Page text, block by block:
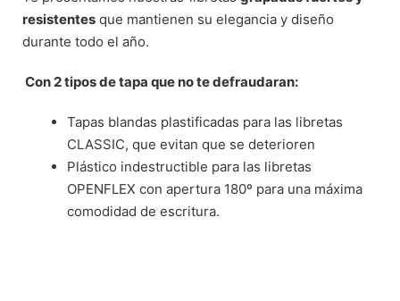
resistentes que mantienen su elegancia y diseño
durante todo el año.
Con 2 tipos de tapa que no te defraudaran:
Tapas blandas plastificadas para las libretas
CLASSIC, que evitan que se deterioren
Plástico indestructible para las libretas
OPENFLEX con apertura 180º para una máxima
comodidad de escritura.